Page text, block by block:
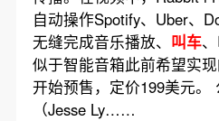
自动操作Spotify、Uber、
无缝完成音乐播放、 叫车
似于智能音箱此前希望实
开始预售，定价199美元。
（Jesse Ly……